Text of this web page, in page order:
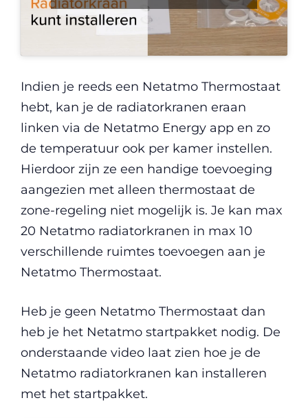
Indien je reeds een Netatmo Thermostaat
hebt, kan je de radiatorkranen eraan
linken via de Netatmo Energy app en zo
de temperatuur ook per kamer instellen.
Hierdoor zijn ze een handige toevoeging
aangezien met alleen thermostaat de
zone-regeling niet mogelijk is. Je kan max
20 Netatmo radiatorkranen in max 10
verschillende ruimtes toevoegen aan je
Netatmo Thermostaat.
Heb je geen Netatmo Thermostaat dan
heb je het Netatmo startpakket nodig. De
onderstaande video laat zien hoe je de
Netatmo radiatorkranen kan installeren
met het startpakket.